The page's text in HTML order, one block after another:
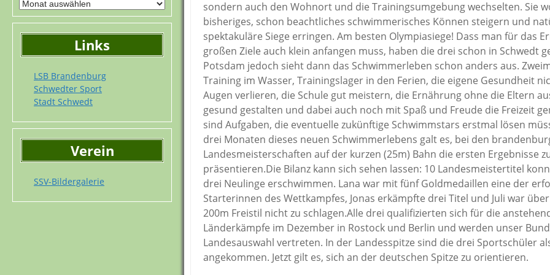
E-Mail
Facebook
Trainingsplan
E-Mail
Trainingsplan
E-Mail
Galerie
Trainingsplan
E-Mail
Wasserball
Abteilungs-News
Galerie
Homepage
Facebook
Teamshop der
Abteilung
Trainingsplan
E-Mail
Tennis
Infos
Abteilungs-News
Galerie
Buchung
Buchung
(Outdoor)
Trainingsplan
E-Mail
Tischtennis
Infos
Abteilungs-News
Galerie
Trainingsplan
E-Mail
Volleyball
Infos
Abteilungs-News
Galerie
Trainingsplan
Unsere
Mannschaften –
Damals und Heute
Volleyball-
Uckermark.de
facebook
E-Mail
Wandern
Infos
Abteilungs-News
Galerie
Wanderplan
E-Mail
Links
LSB Brandenburg
Schwedter Sport
Stadt Schwedt
Verein
SSV-Bildergalerie
sondern auch den Wohnort und die Trainingsumgebung wechselten. Sie
bisheriges, schon beachtliches schwimmerisches Können steigern und
spektakuläre Siege erringen. Am besten Olympiasiege! Dass man für das
großen Ziele auch klein anfangen muss, haben die drei schon in Schwedt
Potsdam jedoch sieht dann das Schwimmerleben schon anders aus.
Training im Wasser, Trainingslager in den Ferien, die eigene Gesundheit
Augen verlieren, die Schule gut meistern, die Ernährung ohne die Eltern
gesund gestalten und dabei auch noch mit Spaß und Freude die Freizeit
sind Aufgaben, die eventuelle zukünftige Schwimmstars erstmal lösen
drei Monaten dieses neuen Schwimmerlebens galt es, bei den
Landesmeisterschaften auf der kurzen (25m) Bahn die ersten Ergebnisse
präsentieren.Die Bilanz kann sich sehen lassen: 10 Landesmeistertitel
drei Neulinge erschwimmen. Lana war mit fünf Goldmedaillen eine der
Starterinnen des Wettkampfes, Jonas erkämpfte drei Titel und Juli war
200m Freistil nicht zu schlagen.Alle drei qualifizierten sich für die
Länderkämpfe im Dezember in Rostock und Berlin und werden unser
Landesauswahl vertreten. In der Landesspitze sind die drei Sportschüler
angekommen. Jetzt gilt es, sich an der deutschen Spitze zu orientieren.